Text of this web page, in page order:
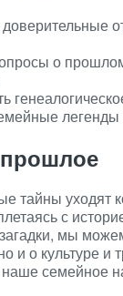
доверительные
о
тайны уходят
с
мы
и о культуре и
семейное